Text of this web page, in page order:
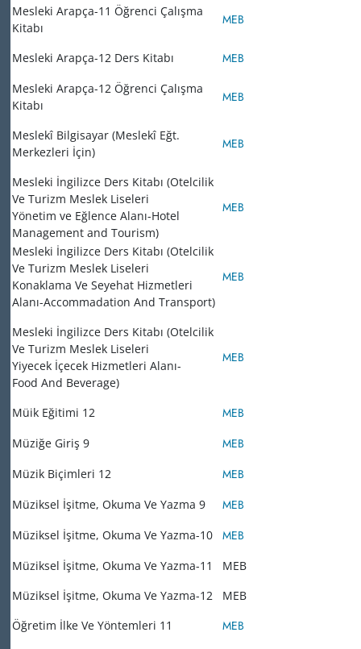
Mesleki Arapça-11 Öğrenci Çalışma
Kitabı
MEB
Mesleki Arapça-12 Ders Kitabı MEB
Mesleki Arapça-12 Öğrenci Çalışma
Kitabı
MEB
Meslekî Bilgisayar (Meslekî Eğt.
Merkezleri İçin)
MEB
Mesleki İngilizce Ders Kitabı (Otelcilik
Ve Turizm Meslek Liseleri
Yönetim ve Eğlence Alanı-Hotel
Management and Tourism)
MEB
Mesleki İngilizce Ders Kitabı (Otelcilik
Ve Turizm Meslek Liseleri
Konaklama Ve Seyehat Hizmetleri
Alanı-Accommadation And Transport)
MEB
Mesleki İngilizce Ders Kitabı (Otelcilik
Ve Turizm Meslek Liseleri
Yiyecek İçecek Hizmetleri Alanı-
Food And Beverage)
MEB
Müik Eğitimi 12 MEB
Müziğe Giriş 9 MEB
Müzik Biçimleri 12 MEB
Müziksel İşitme, Okuma Ve Yazma 9 MEB
Müziksel İşitme, Okuma Ve Yazma-10 MEB
Müziksel İşitme, Okuma Ve Yazma-11
MEB
Müziksel İşitme, Okuma Ve Yazma-12
MEB
Öğretim İlke Ve Yöntemleri 11
MEB